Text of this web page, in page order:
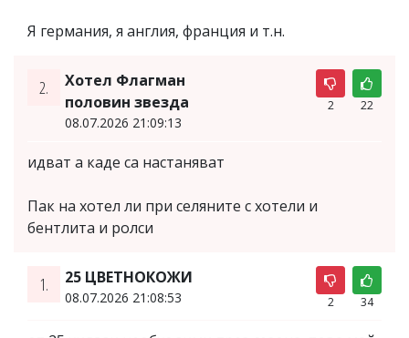
Я германия, я англия, франция и т.н.
2.
Хотел Флагман
половин звезда
08.07.2026 21:09:13
2 22
идват а каде са настаняват
Пак на хотел ли при селяните с хотели и
бентлита и ролси
1. 25 ЦВЕТНОКОЖИ
08.07.2026 21:08:53 2 34